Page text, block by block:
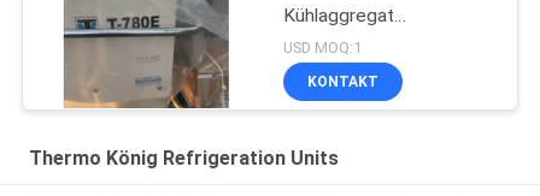
Kühlaggregat
Elektrolüfter mit
Dieselmotor mit
elektrischem Standby
USD MOQ:1
KONTAKT
Thermo König Refrigeration Units